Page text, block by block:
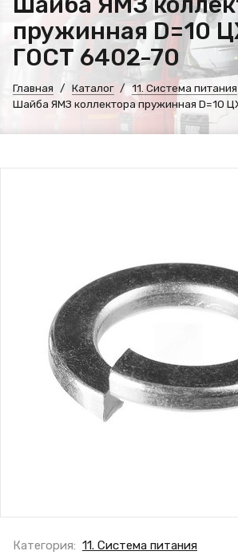
пружинная D=10
ГОСТ 6402-70
Главная Каталог
11. Система питания
Шайба ЯМЗ коллектора пружинная D=10
Категория: 11. Система питания